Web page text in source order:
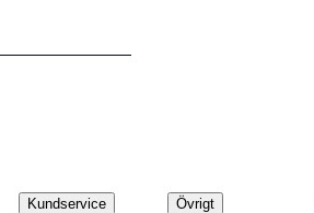
Kundservice Övrigt